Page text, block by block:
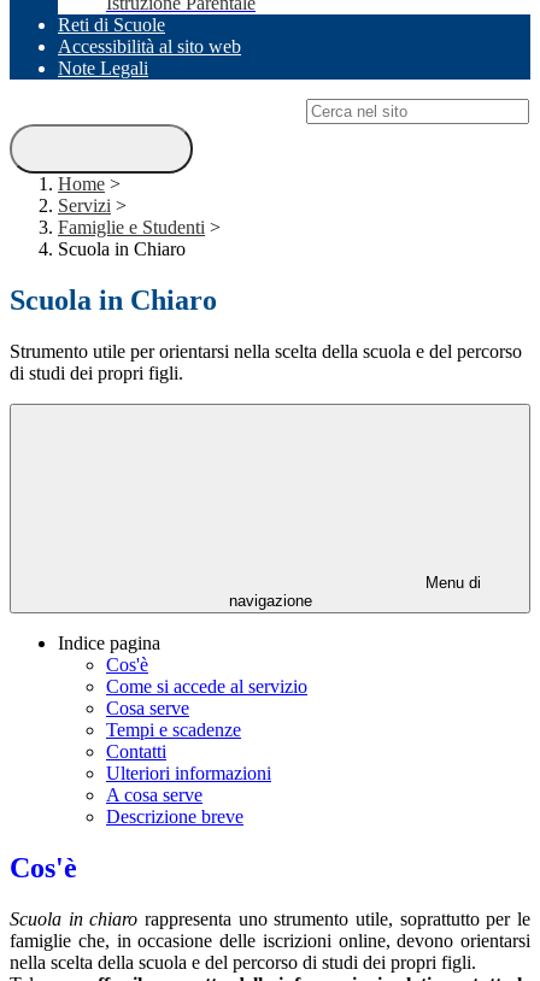
Reti di Scuole
Accessibilità al sito web
Note Legali
Home >
Servizi >
Famiglie e Studenti >
Scuola in Chiaro
Scuola in Chiaro
Strumento utile per orientarsi nella scelta della scuola e del percorso
di studi dei propri figli.
Menu di
navigazione
Indice pagina
Cos'è
Come si accede al servizio
Cosa serve
Tempi e scadenze
Contatti
Ulteriori informazioni
A cosa serve
Descrizione breve
Cos'è
Scuola in chiaro rappresenta uno strumento utile, soprattutto per le
famiglie che, in occasione delle iscrizioni online, devono orientarsi
nella scelta della scuola e del percorso di studi dei propri figli.